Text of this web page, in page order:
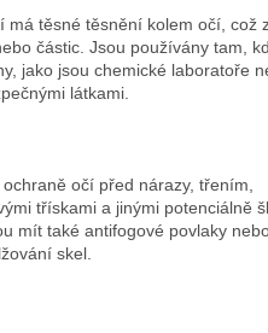
má těsné těsnění kolem očí, což
částic. Jsou používány tam,
jako jsou chemické laboratoře
látkami.
očí před nárazy, třením,
třískami a jinými potenciálně
mít také antifogové povlaky
skel.